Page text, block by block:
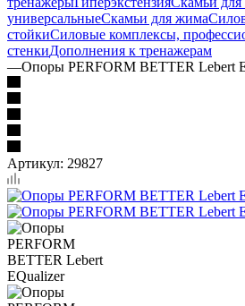
универсальныеСкамьи для жима
стойкиСиловые комплексы,
стенкиДополнения к тренажерам
—Опоры PERFORM BETTER Lebert
Артикул: 29827